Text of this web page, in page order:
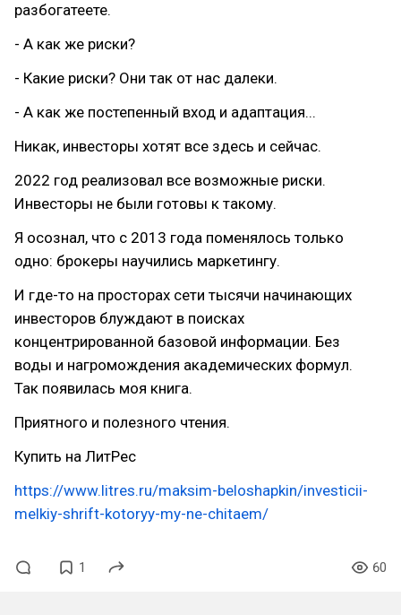
разбогатеете.
- А как же риски?
- Какие риски? Они так от нас далеки.
- А как же постепенный вход и адаптация...
Никак, инвесторы хотят все здесь и сейчас.
2022 год реализовал все возможные риски.
Инвесторы не были готовы к такому.
Я осознал, что с 2013 года поменялось только
одно: брокеры научились маркетингу.
И где-то на просторах сети тысячи начинающих
инвесторов блуждают в поисках
концентрированной базовой информации. Без
воды и нагромождения академических формул.
Так появилась моя книга.
Приятного и полезного чтения.
Купить на ЛитРес
https://www.litres.ru/maksim-beloshapkin/investicii-
melkiy-shrift-kotoryy-my-ne-chitaem/
1 60